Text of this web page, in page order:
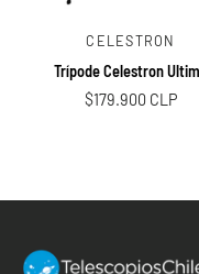
CELESTRON
Trípode Celestron
$179.900 CLP